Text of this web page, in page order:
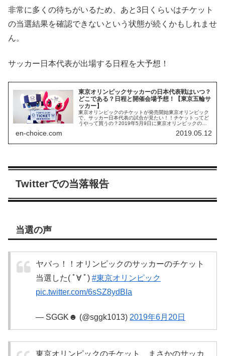
非常に多くの待ちがいるため、あと3日くらいはチケット
の当選結果を確認できないという状態が続くかもしれませ
ん。
サッカー日本代表が出場する日程を大予想！
東京オリンピックサッカーの日本代表戦はいつ？
どこである？日程と開催会場予想！【東京五輪サ
ッカー】
東京オリンピックのチケットが発売開始東京オリンピック
で、サッカー日本代表の試合が見たい！！チケットってど
うやって買うの？2019年5月9日に東京オリンピックの観
en-choice.com 2019.05.12
Twitterでの当落報告
当選の声
ヤバっ！！オリンピックのサッカーのチケット
当選した( ﾟ∀ ﾟ) #東京オリンピック
pic.twitter.com/6sSZ8ydBIa
— SGGK☻ (@sggk1013) 2019年6月20日
東京オリンピックのチケット、まさかのサッカ